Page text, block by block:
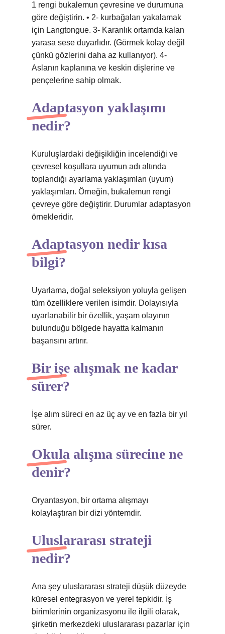
1 rengi bukalemun çevresine ve durumuna
göre değiştirin. • 2- kurbağaları yakalamak
için Langtongue. 3- Karanlık ortamda kalan
yarasa sese duyarlıdır. (Görmek kolay değil
çünkü gözlerini daha az kullanıyor). 4-
Aslanın kaplanına ve keskin dişlerine ve
pençelerine sahip olmak.
Adaptasyon yaklaşımı
nedir?
Kuruluşlardaki değişikliğin incelendiği ve
çevresel koşullara uyumun adı altında
toplandığı ayarlama yaklaşımları (uyum)
yaklaşımları. Örneğin, bukalemun rengi
çevreye göre değiştirir. Durumlar adaptasyon
örnekleridir.
Adaptasyon nedir kısa
bilgi?
Uyarlama, doğal seleksiyon yoluyla gelişen
tüm özelliklere verilen isimdir. Dolayısıyla
uyarlanabilir bir özellik, yaşam olayının
bulunduğu bölgede hayatta kalmanın
başarısını artırır.
Bir işe alışmak ne kadar
sürer?
İşe alım süreci en az üç ay ve en fazla bir yıl
sürer.
Okula alışma sürecine ne
denir?
Oryantasyon, bir ortama alışmayı
kolaylaştıran bir dizi yöntemdir.
Uluslararası strateji
nedir?
Ana şey uluslararası strateji düşük düzeyde
küresel entegrasyon ve yerel tepkidir. İş
birimlerinin organizasyonu ile ilgili olarak,
şirketin merkezdeki uluslararası pazarlar için